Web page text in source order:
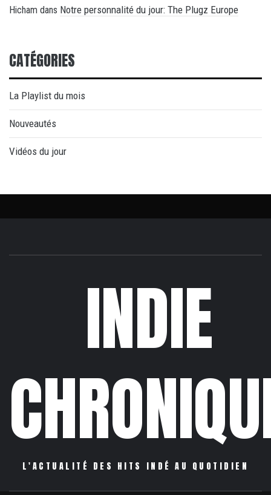
Hicham dans Notre personnalité du jour: The Plugz Europe
CATÉGORIES
La Playlist du mois
Nouveautés
Vidéos du jour
INDIE
L'ACTUALITÉ DES HITS INDÉ AU QUOTIDIEN